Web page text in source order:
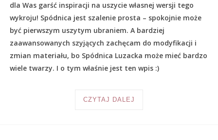
dla Was garść inspiracji na uszycie własnej wersji tego
wykroju! Spódnica jest szalenie prosta – spokojnie może
być pierwszym uszytym ubraniem. A bardziej
zaawansowanych szyjących zachęcam do modyfikacji i
zmian materiału, bo Spódnica Luzacka może mieć bardzo
wiele twarzy. I o tym właśnie jest ten wpis :)
CZYTAJ DALEJ